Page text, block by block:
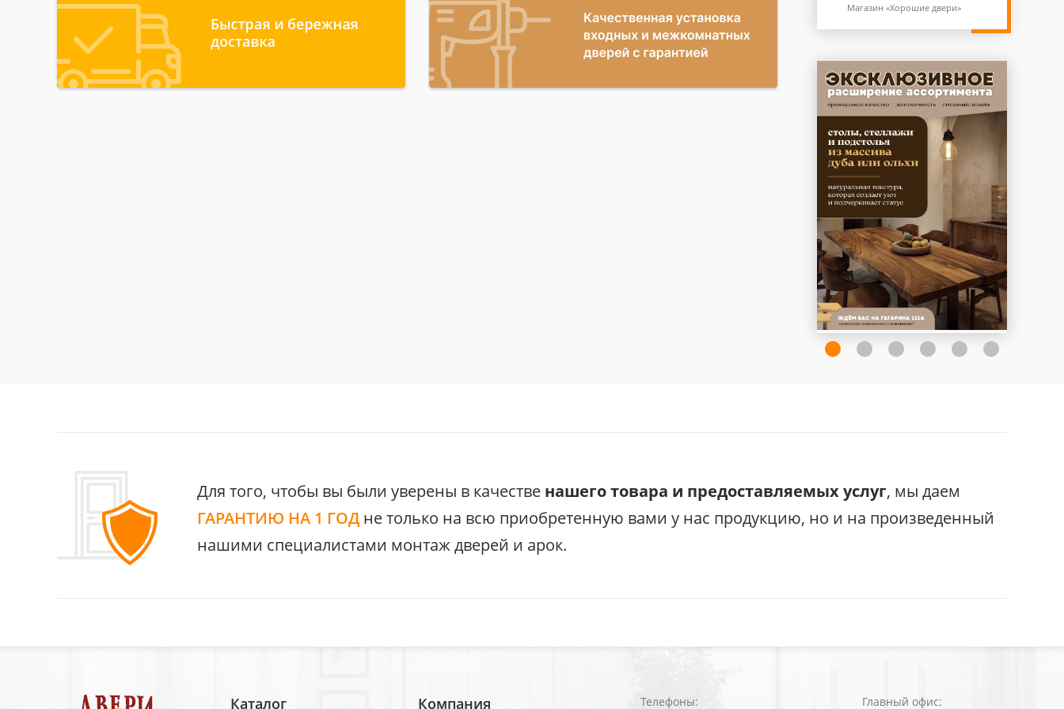
Магазин «Хорошие двери»
Для того, чтобы вы были уверены в качестве нашего товара и предоставляемых услуг, мы даем
ГАРАНТИЮ НА 1 ГОД не только на всю приобретенную вами у нас продукцию, но и на произведенный
нашими специалистами монтаж дверей и арок.
Каталог Компания Телефоны: Главный офис: